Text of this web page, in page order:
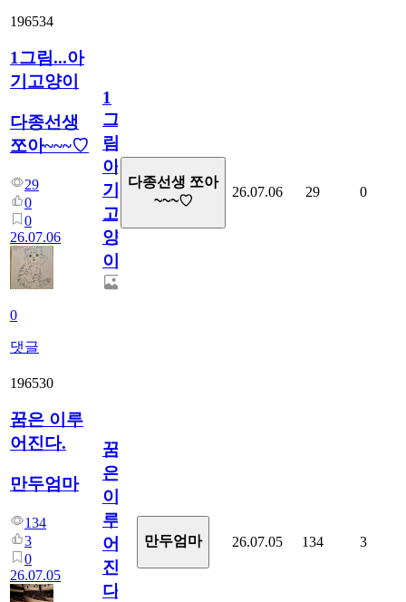
196534
1그림...아
기고양이
다종선생
쪼아~~~♡
29
0
0
26.07.06
0
댓글
1
그
림...
아
기
고
양
이
다종선생 쪼아
~~~♡
26.07.06 29 0
196530
꿈은 이루
어진다.
만두엄마
134
3
0
26.07.05
꿈
은
이
루
어
진
다.
만두엄마 26.07.05 134 3